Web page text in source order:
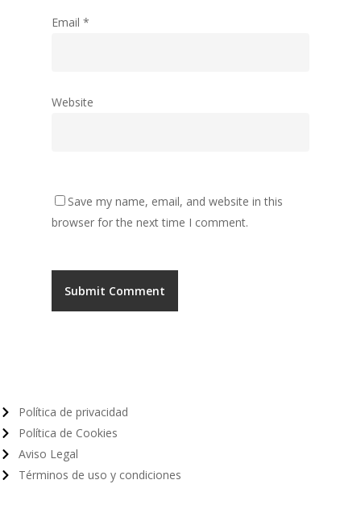
Email *
Website
Save my name, email, and website in this
browser for the next time I comment.
Política de privacidad
Política de Cookies
Aviso Legal
Términos de uso y condiciones